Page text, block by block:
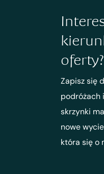
oferty?
Zapisz się
podróżach
skrzynki
nowe
która się o